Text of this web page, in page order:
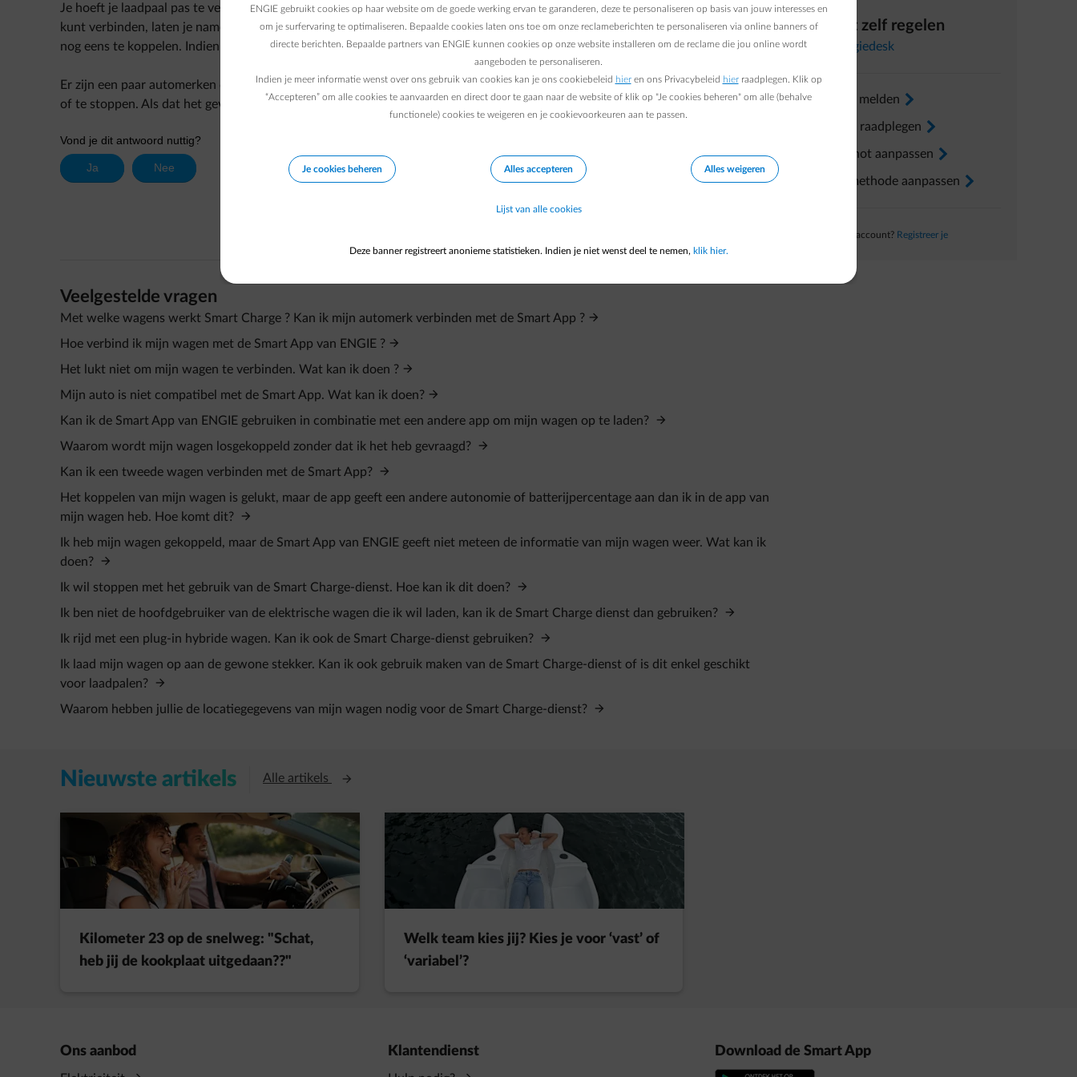
Je hoeft je laadpaal pas te verbinden als de Smart App erom vraagt. De meeste wagens die je met de Smart App van ENGIE
kunt verbinden, laten je namelijk toe om het laden via de wagen zelf te regelen. Dus dan kan je maar hoef je je laadpaal niet ook
nog eens te koppelen. Indien je dit doet zal dit extra stabiliteit aan je laadervaring toevoegen.
Er zijn een paar automerken die je wel kunt koppelen, maar waarbij de wagen niet toestaat om van afstand het laden te starten
of te stoppen. Als dat het geval is, laat de app het weten en vraagt hij om je laadpaal te verbinden.
Veelgestelde vragen
Met welke wagens werkt Smart Charge ? Kan ik mijn automerk verbinden met de Smart App ?
Hoe verbind ik mijn wagen met de Smart App van ENGIE ?
Het lukt niet om mijn wagen te verbinden. Wat kan ik doen ?
Mijn auto is niet compatibel met de Smart App. Wat kan ik doen?
Kan ik de Smart App van ENGIE gebruiken in combinatie met een andere app om mijn wagen op te laden?
Waarom wordt mijn wagen losgekoppeld zonder dat ik het heb gevraagd?
Kan ik een tweede wagen verbinden met de Smart App?
Het koppelen van mijn wagen is gelukt, maar de app geeft een andere autonomie of batterijpercentage aan dan ik in de app van
mijn wagen heb. Hoe komt dit?
Ik heb mijn wagen gekoppeld, maar de Smart App van ENGIE geeft niet meteen de informatie van mijn wagen weer. Wat kan ik
doen?
Ik wil stoppen met het gebruik van de Smart Charge-dienst. Hoe kan ik dit doen?
Ik ben niet de hoofdgebruiker van de elektrische wagen die ik wil laden, kan ik de Smart Charge dienst dan gebruiken?
Ik rijd met een plug-in hybride wagen. Kan ik ook de Smart Charge-dienst gebruiken?
Ik laad mijn wagen op aan de gewone stekker. Kan ik ook gebruik maken van de Smart Charge-dienst of is dit enkel geschikt
voor laadpalen?
Waarom hebben jullie de locatiegegevens van mijn wagen nodig voor de Smart Charge-dienst?
Direct zelf regelen
Energiedesk
Verhuis melden arrow-right
Factuur raadplegen arrow-right
Voorschot aanpassen arrow-right
Betaalmethode aanpassen arrow-right
Nog geen account? Registreer je
Nieuwste artikels Alle artikels Opent in een nieuw tabblad
Kilometer 23 op de snelweg: "Schat,
heb jij de kookplaat uitgedaan??"
Welk team kies jij? Kies je voor ‘vast’ of
‘variabel’?
Ons aanbod Klantendienst Download de Smart App
ENGIE gebruikt cookies op haar website om de goede werking ervan te garanderen, deze te personaliseren op basis van jouw interesses en
om je surfervaring te optimaliseren. Bepaalde cookies laten ons toe om onze reclameberichten te personaliseren via online banners of
directe berichten. Bepaalde partners van ENGIE kunnen cookies op onze website installeren om de reclame die jou online wordt
aangeboden te personaliseren.
Indien je meer informatie wenst over ons gebruik van cookies kan je ons cookiebeleid hieren ons Privacybeleid hierraadplegen. Klik op
“Accepteren” om alle cookies te aanvaarden en direct door te gaan naar de website of klik op "Je cookies beheren" om alle (behalve
functionele) cookies te weigeren en je cookievoorkeuren aan te passen.
Je cookies beheren Alles accepteren Alles weigeren
Lijst van alle cookies
Deze banner registreert anonieme statistieken. Indien je niet wenst deel te nemen, klik hier.